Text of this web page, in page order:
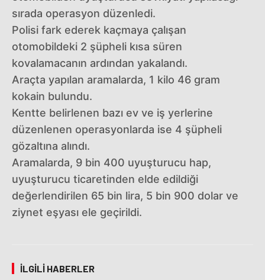
sırada operasyon düzenledi.
Polisi fark ederek kaçmaya çalışan
otomobildeki 2 şüpheli kısa süren
kovalamacanın ardından yakalandı.
Araçta yapılan aramalarda, 1 kilo 46 gram
kokain bulundu.
Kentte belirlenen bazı ev ve iş yerlerine
düzenlenen operasyonlarda ise 4 şüpheli
gözaltına alındı.
Aramalarda, 9 bin 400 uyuşturucu hap,
uyuşturucu ticaretinden elde edildiği
değerlendirilen 65 bin lira, 5 bin 900 dolar ve
ziynet eşyası ele geçirildi.
İLGILI HABERLER